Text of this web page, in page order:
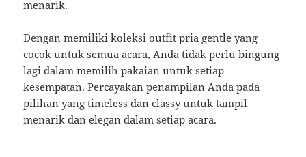
menarik.
Dengan memiliki koleksi outfit pria gentle yang
cocok untuk semua acara, Anda tidak perlu bingung
lagi dalam memilih pakaian untuk setiap
kesempatan. Percayakan penampilan Anda pada
pilihan yang timeless dan classy untuk tampil
menarik dan elegan dalam setiap acara.